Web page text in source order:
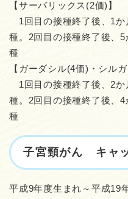
【サーバリックス(2価)】
1回目の接種終了後、1か
種。2回目の接種終了後、
種
【ガーダシル(4価)・シル
1回目の接種終了後、2か
種。2回目の接種終了後、
種
子宮頸がん キャ
平成9年度生まれ～平成19